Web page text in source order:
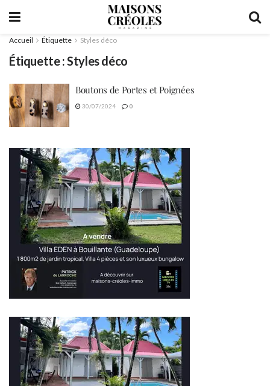
Accueil Étiquette Styles déco
Étiquette :Styles déco
Boutons de Portes et Poignées
30/07/2024 0